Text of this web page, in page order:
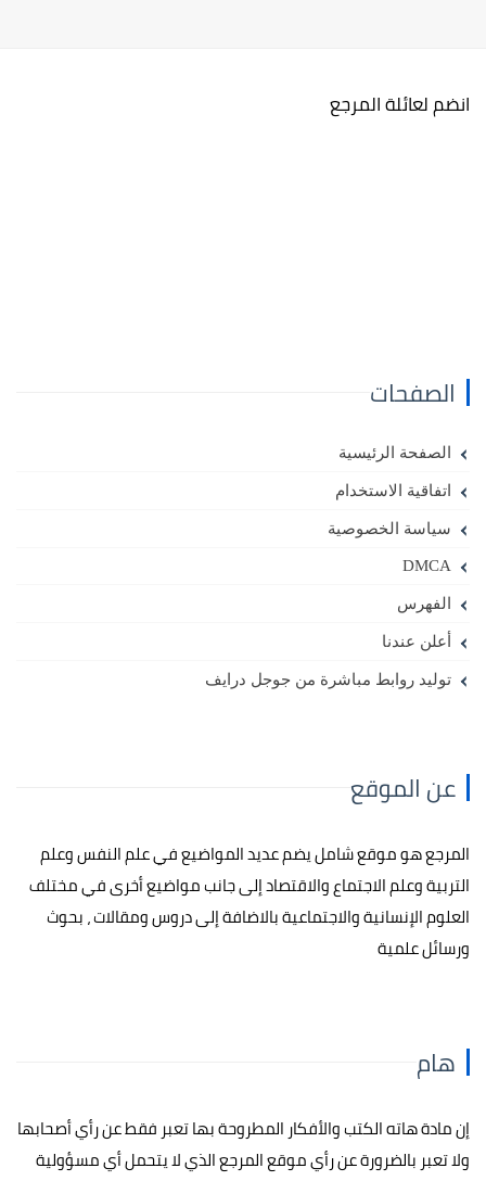
انضم لعائلة المرجع
الصفحات
الصفحة الرئيسية
اتفاقية الاستخدام
سياسة الخصوصية
DMCA
الفهرس
أعلن عندنا
توليد روابط مباشرة من جوجل درايف
عن الموقع
المرجع هو موقع شامل يضم عديد المواضيع في علم النفس وعلم
التربية وعلم الاجتماع والاقتصاد إلى جانب مواضيع أخرى في مختلف
العلوم الإنسانية والاجتماعية بالاضافة إلى دروس ومقالات ، بحوث
ورسائل علمية
هام
إن مادة هاته الكتب والأفكار المطروحة بها تعبر فقط عن رأي أصحابها
ولا تعبر بالضرورة عن رأي موقع المرجع الذي لا يتحمل أي مسؤولية